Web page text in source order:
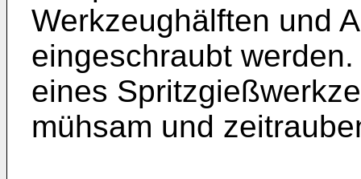
Werkzeughälften und
eingeschraubt
eines
mühsam und